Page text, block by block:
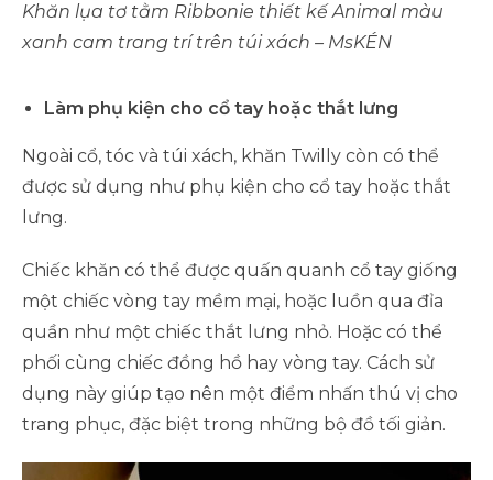
Khăn lụa tơ tằm Ribbonie thiết kế Animal màu
xanh cam trang trí trên túi xách – MsKÉN
Làm phụ kiện cho cổ tay hoặc thắt lưng
Ngoài cổ, tóc và túi xách, khăn Twilly còn có thể
được sử dụng như phụ kiện cho cổ tay hoặc thắt
lưng.
Chiếc khăn có thể được quấn quanh cổ tay giống
một chiếc vòng tay mềm mại, hoặc luồn qua đỉa
quần như một chiếc thắt lưng nhỏ. Hoặc có thể
phối cùng chiếc đồng hồ hay vòng tay. Cách sử
dụng này giúp tạo nên một điểm nhấn thú vị cho
trang phục, đặc biệt trong những bộ đồ tối giản.